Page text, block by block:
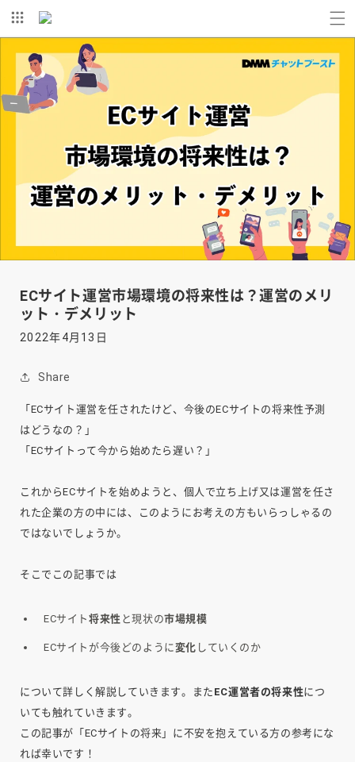
コンテ
ンツに
進む
ECサイト運営市場環境の将来性は？運営のメリ
ット・デメリット
2022年4月13日
Share
「ECサイト運営を任されたけど、今後のECサイトの将来性予測
はどうなの？」
「ECサイトって今から始めたら遅い？」
これからECサイトを始めようと、個人で立ち上げ又は運営を任さ
れた企業の方の中には、このようにお考えの方もいらっしゃるの
ではないでしょうか。
そこでこの記事では
ECサイト 将来性 と現状の市場規模
ECサイトが今後どのように変化 していくのか
について詳しく解説していきます。また EC運営者の将来性につ
いても触れていきます。
この記事が「ECサイトの将来」に不安を抱えている方の参考にな
れば幸いです！